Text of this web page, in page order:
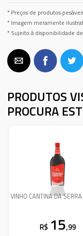
* Preços de produtos
* Imagem meramente
* Sujeito à disponibilidade
PRODUTOS
PROCURA
VINHO CANTINA DA
R$ 15,99